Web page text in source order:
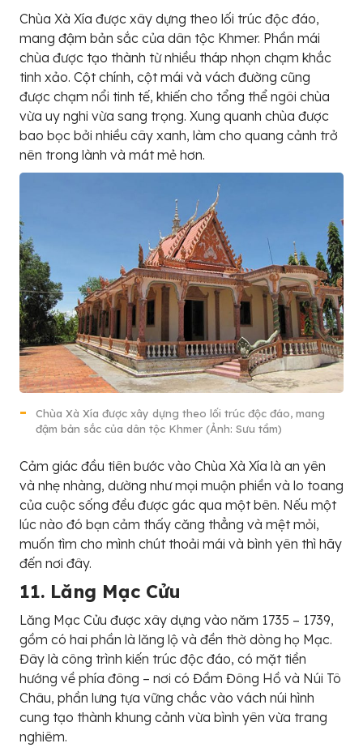
Chùa Xà Xía được xây dựng theo lối trúc độc đáo,
mang đậm bản sắc của dân tộc Khmer. Phần mái
chùa được tạo thành từ nhiều tháp nhọn chạm khắc
tinh xảo. Cột chính, cột mái và vách đường cũng
được chạm nổi tinh tế, khiến cho tổng thể ngôi chùa
vừa uy nghi vừa sang trọng. Xung quanh chùa được
bao bọc bởi nhiều cây xanh, làm cho quang cảnh trở
nên trong lành và mát mẻ hơn.
Chùa Xà Xía được xây dựng theo lối trúc độc đáo, mang
đậm bản sắc của dân tộc Khmer (Ảnh: Sưu tầm)
Cảm giác đầu tiên bước vào Chùa Xà Xía là an yên
và nhẹ nhàng, dường như mọi muộn phiền và lo toang
của cuộc sống đều được gác qua một bên. Nếu một
lúc nào đó bạn cảm thấy căng thẳng và mệt mỏi,
muốn tìm cho mình chút thoải mái và bình yên thì hãy
đến nơi đây.
11. Lăng Mạc Cửu
Lăng Mạc Cửu được xây dựng vào năm 1735 – 1739,
gồm có hai phần là lăng lộ và đền thờ dòng họ Mạc.
Đây là công trình kiến trúc độc đáo, có mặt tiền
hướng về phía đông – nơi có Đầm Đông Hồ và Núi Tô
Châu, phần lưng tựa vững chắc vào vách núi hình
cung tạo thành khung cảnh vừa bình yên vừa trang
nghiêm.